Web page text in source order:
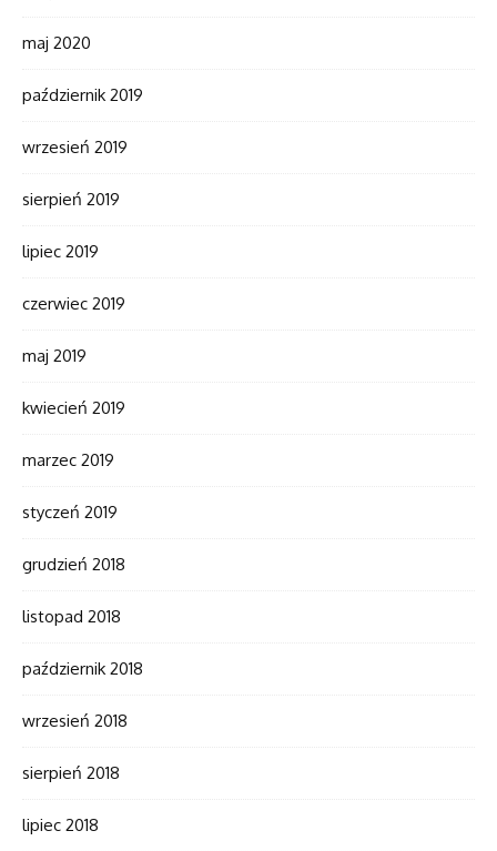
maj 2020
październik 2019
wrzesień 2019
sierpień 2019
lipiec 2019
czerwiec 2019
maj 2019
kwiecień 2019
marzec 2019
styczeń 2019
grudzień 2018
listopad 2018
październik 2018
wrzesień 2018
sierpień 2018
lipiec 2018